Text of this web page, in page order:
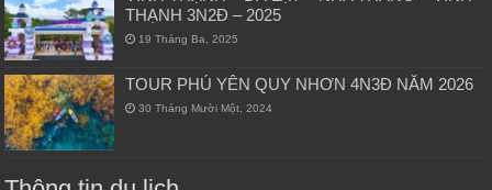
THẠNH 3N2Đ – 2025
19 Tháng Ba, 2025
TOUR PHÚ YÊN QUY NHƠN 4N3Đ NĂM 2026
30 Tháng Mười Một, 2024